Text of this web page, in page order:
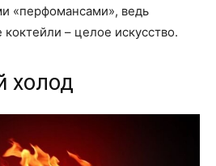
«перфомансами», ведь
– целое искусство.
холод